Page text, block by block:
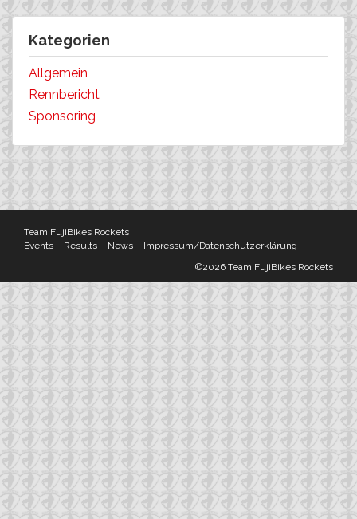
Kategorien
Allgemein
Rennbericht
Sponsoring
Team FujiBikes Rockets
Events
Results News
Impressum/Datenschutzerklärung
©2026 Team FujiBikes Rockets